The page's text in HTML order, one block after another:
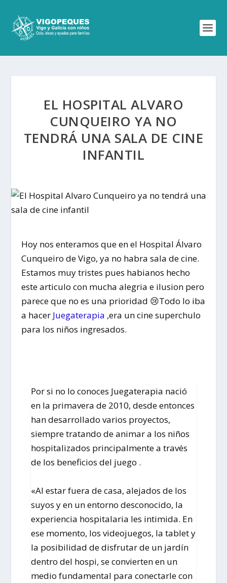
EL HOSPITAL ALVARO
CUNQUEIRO YA NO
TENDRÁ UNA SALA DE CINE
INFANTIL
Hoy nos enteramos que en el Hospital Álvaro
Cunqueiro de Vigo, ya no habra sala de cine.
Estamos muy tristes pues habianos hecho
este articulo con mucha alegria e ilusion pero
parece que no es una prioridad 😢Todo lo iba
a hacer Juegaterapia ,era un cine superchulo
para los niños ingresados.
Por si no lo conoces Juegaterapia nació
en la primavera de 2010, desde entonces
han desarrollado varios proyectos,
siempre tratando de animar a los niños
hospitalizados principalmente a través
de los beneficios del juego .
«Al estar fuera de casa, alejados de los
suyos y en un entorno desconocido, la
experiencia hospitalaria les intimida. En
ese momento, los videojuegos, la tablet y
la posibilidad de disfrutar de un jardín
dentro del hospi, se convierten en un
medio fundamental para conectarle con